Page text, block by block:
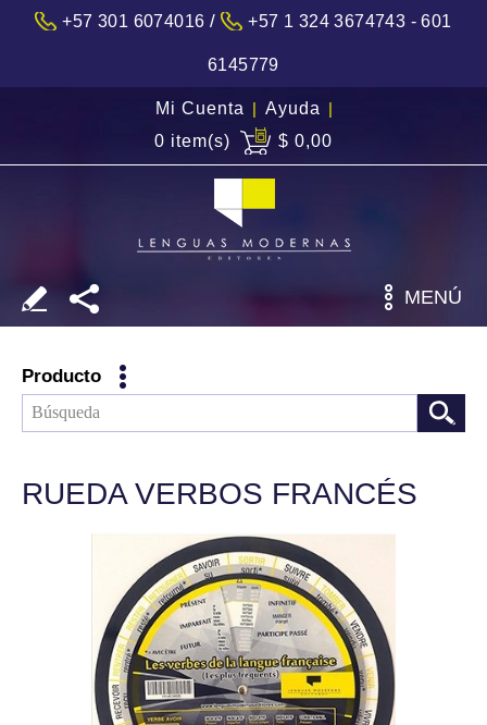
+57 301 6074016 / +57 1 324 3674743 - 601
6145779
Mi Cuenta | Ayuda |
0 item(s)
$ 0,00
MENÚ
Producto
RUEDA VERBOS FRANCÉS